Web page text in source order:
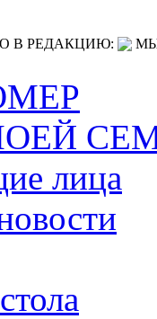
В РЕДАКЦИЮ:
лица